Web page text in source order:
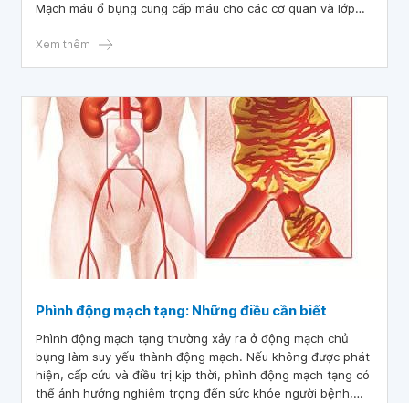
Mạch máu ổ bụng cung cấp máu cho các cơ quan và lớp
trong những hệ thống mạch máu phức tạp nhất trong cơ
thuật.
Xem thêm
Phình động mạch tạng: Những điều cần biết
Phình động mạch tạng thường xảy ra ở động mạch chủ
bụng làm suy yếu thành động mạch. Nếu không được phát
hiện, cấp cứu và điều trị kịp thời, phình động mạch tạng có
thể ảnh hưởng nghiêm trọng đến sức khỏe người bệnh,